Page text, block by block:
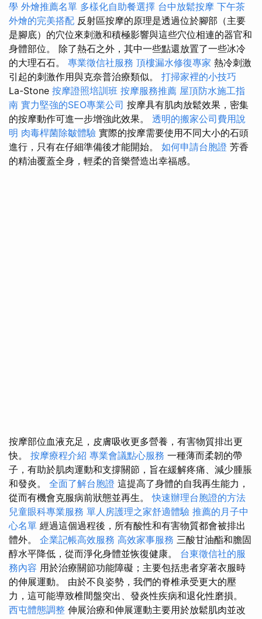
學 外燴推薦名單 多樣化自助餐選擇 台中放鬆按摩 下午茶
外燴的完美搭配 反射區按摩的原理是透過位於腳部（主要
是腳底）的穴位來刺激和積極影響與這些穴位相連的器官和
身體部位。 除了熱石之外，其中一些點還放置了一些冰冷
的大理石石。 專業徵信社服務 頂樓漏水修復專家 熱冷刺激
引起的刺激作用與克奈普治療類似。 打掃家裡的小技巧
La-Stone 按摩證照培訓班 按摩服務推薦 屋頂防水施工指
南 實力堅強的SEO專業公司 按摩具有肌肉放鬆效果，密集
的按摩動作可進一步增強此效果。 透明的搬家公司費用說
明 肉毒桿菌除皺體驗 實際的按摩需要使用不同大小的石頭
進行，只有在仔細準備後才能開始。 如何申請台胞證 芳香
的精油覆蓋全身，輕柔的音樂營造出幸福感。
按摩部位血液充足，皮膚吸收更多營養，有害物質排出更
快。 按摩療程介紹 專業會議點心服務 一種薄而柔韌的帶
子，有助於肌肉運動和支撐關節，旨在緩解疼痛、減少腫脹
和發炎。 全面了解台胞證 這提高了身體的自我再生能力，
從而有機會克服病前狀態並再生。快速辦理台胞證的方法
兒童眼科專業服務 單人房護理之家舒適體驗 推薦的月子中
心名單 經過這個過程後，所有酸性和有害物質都會被排出
體外。 企業記帳高效服務 高效家事服務 三酸甘油酯和膽固
醇水平降低，從而淨化身體並恢復健康。 台東徵信社的服
務內容 用於治療關節功能障礙；主要包括患者穿著衣服時
的伸展運動。 由於不良姿勢，我們的脊椎承受更大的壓
力，這可能導致椎間盤突出、發炎性疾病和退化性磨損。
西屯體態調整 伸展治療和伸展運動主要用於放鬆肌肉並改